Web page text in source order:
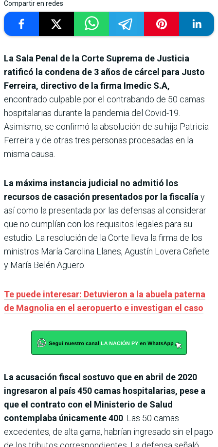
Compartir en redes
La Sala Penal de la Corte Suprema de Justicia
ratificó la condena de 3 años de cárcel para Justo
Ferreira, directivo de la firma Imedic S.A,
encontrado culpable por el contrabando de 50 camas
hospitalarias durante la pandemia del Covid-19.
Asimismo, se confirmó la absolución de su hija Patricia
Ferreira y de otras tres personas procesadas en la
misma causa.
La máxima instancia judicial no admitió los
recursos de casación presentados por la fiscalía y
así como la presentada por las defensas al considerar
que no cumplían con los requisitos legales para su
estudio. La resolución de la Corte lleva la firma de los
ministros María Carolina Llanes, Agustín Lovera Cañete
y María Belén Agüero.
Te puede interesar: Detuvieron a la abuela paterna
de Magnolia en el aeropuerto e investigan el caso
La acusación fiscal sostuvo que en abril de 2020
ingresaron al país 450 camas hospitalarias, pese a
que el contrato con el Ministerio de Salud
contemplaba únicamente 400 . Las 50 camas
excedentes, de alta gama, habrían ingresado sin el pago